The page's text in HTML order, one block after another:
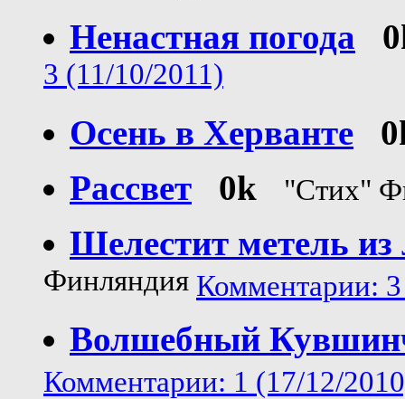
Ненастная погода
3 (11/10/2011)
Осень в Херванте
Рассвет
0k "Стих"
Шелестит метель из
Финляндия Комментарии:
Волшебный
Комментарии: 1 (17/12/